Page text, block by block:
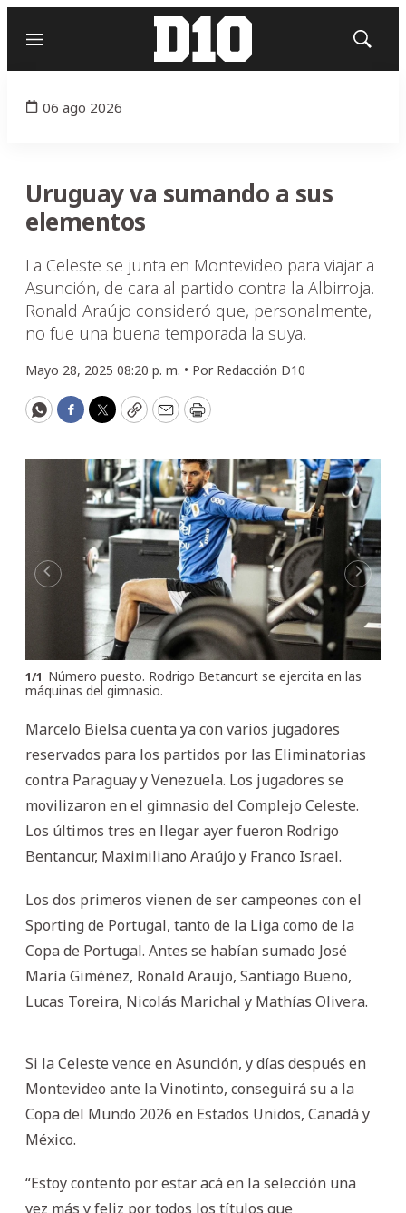
Menú
Mostrar
06 ago 2026
Uruguay va sumando a sus
elementos
La Celeste se junta en Montevideo para viajar a
Asunción, de cara al partido contra la Albirroja.
Ronald Araújo consideró que, personalmente,
no fue una buena temporada la suya.
Mayo 28, 2025 08:20 p. m. • Por Redacción D10
WhatsApp
Facebook
Twitter
CopyEmailPrint
1/1 Número puesto. Rodrigo Betancurt se ejercita en las
máquinas del gimnasio.
Marcelo Bielsa cuenta ya con varios jugadores
reservados para los partidos por las Eliminatorias
contra Paraguay y Venezuela. Los jugadores se
movilizaron en el gimnasio del Complejo Celeste.
Los últimos tres en llegar ayer fueron Rodrigo
Bentancur, Maximiliano Araújo y Franco Israel.
Los dos primeros vienen de ser campeones con el
Sporting de Portugal, tanto de la Liga como de la
Copa de Portugal. Antes se habían sumado José
María Giménez, Ronald Araujo, Santiago Bueno,
Lucas Toreira, Nicolás Marichal y Mathías Olivera.
Si la Celeste vence en Asunción, y días después en
Montevideo ante la Vinotinto, conseguirá su a la
Copa del Mundo 2026 en Estados Unidos, Canadá y
México.
“Estoy contento por estar acá en la selección una
vez más y feliz por todos los títulos que